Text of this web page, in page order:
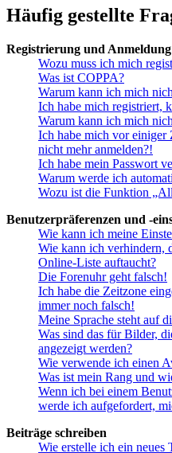
Häufig gestellte
Registrierung und Anmeldung
Wozu muss ich mich
Was ist COPPA?
Warum kann ich mich
Ich habe mich registriert,
Warum kann ich mich
Ich habe mich vor einiger
nicht mehr anmelden?!
Ich habe mein Passwort
Warum werde ich
Wozu ist die Funktion
Benutzerpräferenzen und -
Wie kann ich meine
Wie kann ich verhindern,
Online-Liste auftaucht?
Die Forenuhr geht falsch!
Ich habe die Zeitzone
immer noch falsch!
Meine Sprache steht auf
Was sind das für Bilder,
angezeigt werden?
Wie verwende ich einen
Was ist mein Rang und
Wenn ich bei einem
werde ich aufgefordert,
Beiträge schreiben
Wie erstelle ich ein neues